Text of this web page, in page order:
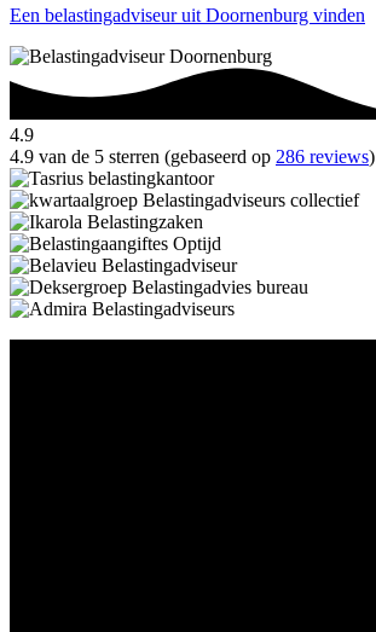
Een belastingadviseur uit Doornenburg vinden
4.9
4.9 van de 5 sterren (gebaseerd op 286 reviews)